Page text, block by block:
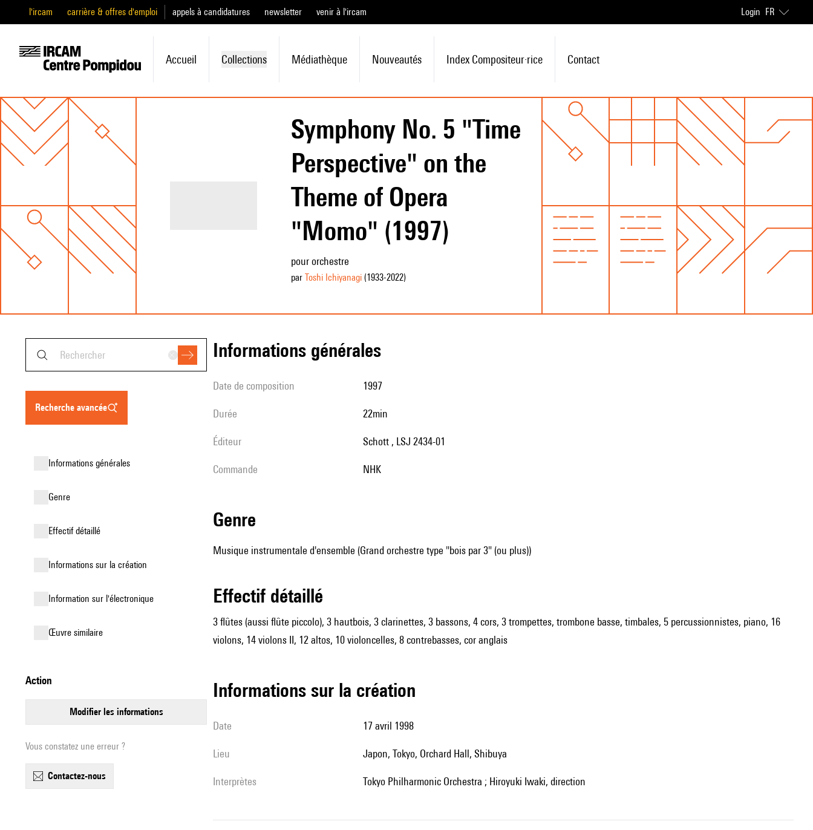
l'ircam carrière & offres d'emploi appels à candidatures newsletter venir à l'ircam Login FR
Accueil Collections Médiathèque Nouveautés Index Compositeur·rice Contact
Symphony No. 5 "Time
Perspective" on the
Theme of Opera
"Momo" (1997)
pour orchestre
par Toshi Ichiyanagi(1933-2022)
recherche avancée
informations générales
genre
effectif détaillé
informations sur la création
Information sur l'électronique
œuvre similaire
action
modifier les informations
Vous constatez une erreur ?
contactez-nous
informations générales
date de composition 1997
durée 22min
éditeur Schott , LSJ 2434-01
Commande NHK
genre
Musique instrumentale d'ensemble (Grand orchestre type "bois par 3" (ou plus))
effectif détaillé
3 flûtes (aussi flûte piccolo), 3 hautbois, 3 clarinettes, 3 bassons, 4 cors, 3 trompettes, trombone basse, timbales, 5 percussionnistes, piano, 16
violons, 14 violons II, 12 altos, 10 violoncelles, 8 contrebasses, cor anglais
informations sur la création
date 17 avril 1998
lieu Japon, Tokyo, Orchard Hall, Shibuya
interprètes Tokyo Philharmonic Orchestra ; Hiroyuki Iwaki, direction